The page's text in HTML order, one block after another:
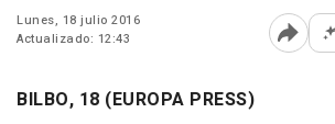
Lunes, 18 julio 2016
Actualizado: 12:43
Abrir
BILBO, 18 (EUROPA PRESS)